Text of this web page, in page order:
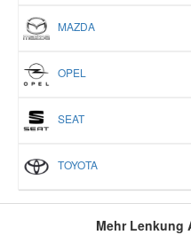
MAZDA
OPEL
SEAT
TOYOTA
Mehr Lenkung